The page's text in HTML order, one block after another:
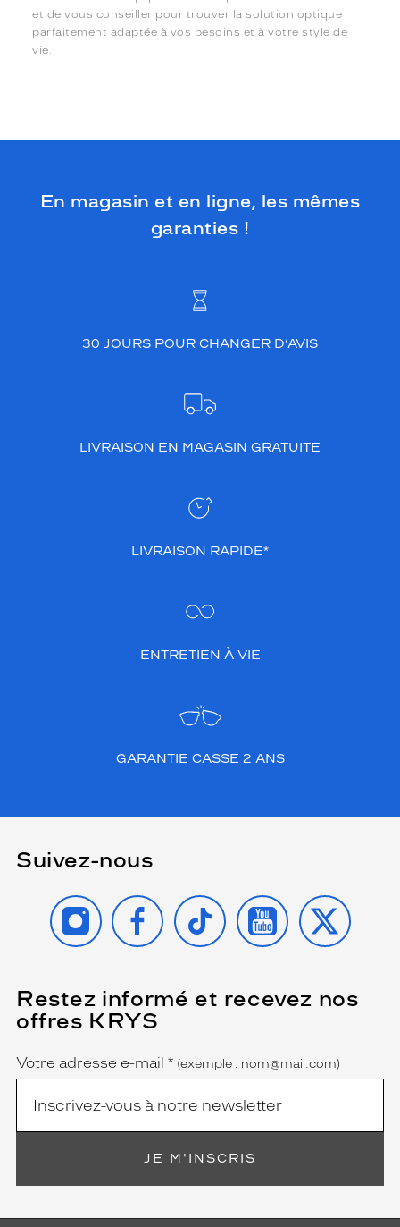
et de vous conseiller pour trouver la solution optique
parfaitement adaptée à vos besoins et à votre style de
vie.
En magasin et en ligne, les mêmes
garanties !
30 JOURS POUR CHANGER D’AVIS
LIVRAISON EN MAGASIN GRATUITE
LIVRAISON RAPIDE*
ENTRETIEN À VIE
GARANTIE CASSE 2 ANS
Suivez-nous
INSTAGRAMFACEBOOK
TIKTOK YOUTUBE
X
Restez informé et recevez nos
offres KRYS
Name
Votre adresse e-mail *
(Ce
champ
est
obligatoire)
(exemple : nom@mail.com)
JE M'INSCRIS